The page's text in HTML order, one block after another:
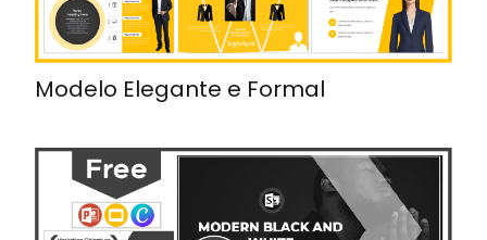
Modelo Elegante e Formal